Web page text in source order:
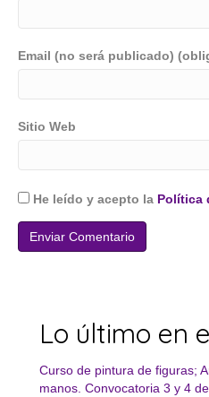
Email (no será publicado)
Sitio Web
He leído y acepto la Política
Lo último en
Curso de pintura de figuras;
manos. Convocatoria 3 y 4